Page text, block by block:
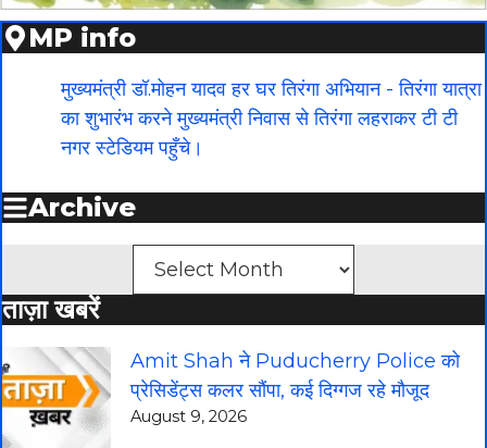
MP info
मुख्यमंत्री डॉ.मोहन यादव हर घर तिरंगा अभियान - तिरंगा यात्रा
का शुभारंभ करने मुख्यमंत्री निवास से तिरंगा लहराकर टी टी
नगर स्टेडियम पहुँचे।
Archive
ताज़ा खबरें
Amit Shah ने Puducherry Police को
प्रेसिडेंट्स कलर सौंपा, कई दिग्गज रहे मौजूद
August 9, 2026